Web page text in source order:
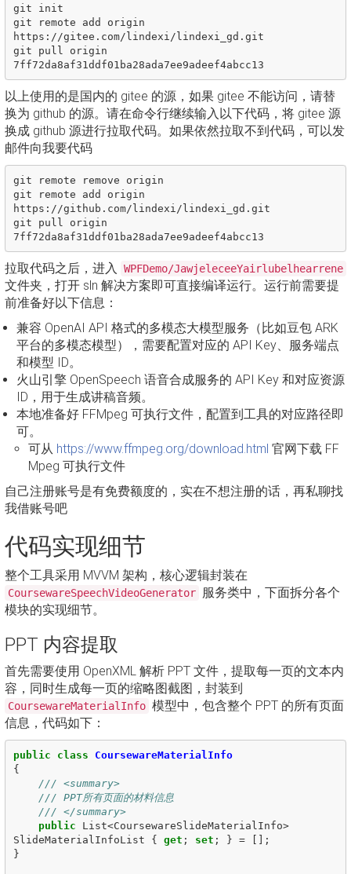
git init
git remote add origin
https://gitee.com/lindexi/lindexi_gd.git
git pull origin
以上使用的是国内的 gitee 的源，如果 gitee 不能访问，请替
换为 github 的源。请在命令行继续输入以下代码，将 gitee 源
换成 github 源进行拉取代码。如果依然拉取不到代码，可以发
邮件向我要代码
git remote remove origin
git remote add origin
https://github.com/lindexi/lindexi_gd.git
git pull origin
拉取代码之后，进入 WPFDemo/JawjeleceeYairlubelhearrene
文件夹，打开 sln 解决方案即可直接编译运行。运行前需要提
前准备好以下信息：
兼容 OpenAI API 格式的多模态大模型服务（比如豆包 ARK
平台的多模态模型），需要配置对应的 API Key、服务端点
和模型 ID。
火山引擎 OpenSpeech 语音合成服务的 API Key 和对应资源
ID，用于生成讲稿音频。
本地准备好 FFMpeg 可执行文件，配置到工具的对应路径即
可。
可从 https://www.ffmpeg.org/download.html 官网下载 FF
Mpeg 可执行文件
自己注册账号是有免费额度的，实在不想注册的话，再私聊找
我借账号吧
代码实现细节
整个工具采用 MVVM 架构，核心逻辑封装在
CoursewareSpeechVideoGenerator 服务类中，下面拆分各个
模块的实现细节。
PPT 内容提取
首先需要使用 OpenXML 解析 PPT 文件，提取每一页的文本内
容，同时生成每一页的缩略图截图，封装到
CoursewareMaterialInfo 模型中，包含整个 PPT 的所有页面
信息，代码如下：
public class
CoursewareMaterialInfo
{
/// <summary>
/// PPT所有页面的材料信息
/// </summary>
public
List<CoursewareSlideMaterialInfo>
SlideMaterialInfoList
{ get ; set ; } =
[];
}